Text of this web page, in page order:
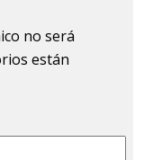
no será
están